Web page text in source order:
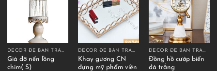
DECOR ĐỂ BÀN TRANG TRÍ
Giá đỡ nến lồng
chim( S)
DECOR ĐỂ BÀN TRANG TRÍ
Khay gương CN
đựng mỹ phẩm viền
DECOR ĐỂ BÀN TRANG TRÍ
Đồng hồ cướp biển
đá trắng